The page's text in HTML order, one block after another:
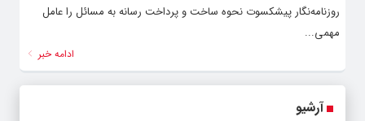
روزنامه‌نگار پیشکسوت نحوه ساخت و پرداخت رسانه به مسائل را عامل
مهمی...
ادامه خبر
آرشیو